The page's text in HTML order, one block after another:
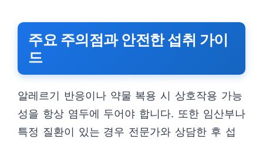
주요 주의점과 안전한 섭취 가이
드
알레르기 반응이나 약물 복용 시 상호작용 가능
성을 항상 염두에 두어야 합니다. 또한 임산부나
특정 질환이 있는 경우 전문가와 상담한 후 섭